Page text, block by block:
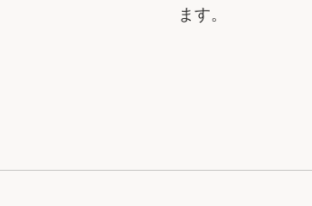
ます。